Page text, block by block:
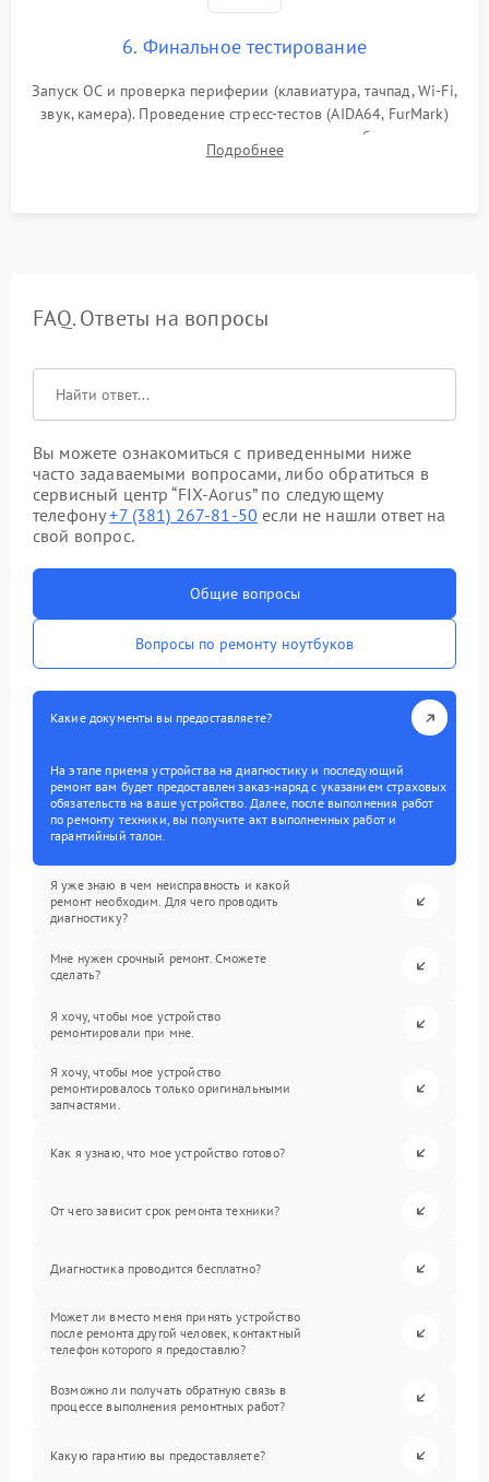
6. Финальное тестирование
Запуск ОС и проверка периферии (клавиатура, тачпад, Wi-Fi,
звук, камера). Проведение стресс-тестов (AIDA64, FurMark)
для контроля температурного режима и стабильности
системы под пиковой нагрузкой.
Подробнее
FAQ. Ответы на вопросы
Вы можете ознакомиться с приведенными ниже
часто задаваемыми вопросами, либо обратиться в
сервисный центр “FIX-Aorus” по следующему
телефону+7 (381) 267-81-50 если не нашли ответ на
свой вопрос.
Общие вопросы
Вопросы по ремонту ноутбуков
Какие документы вы предоставляете?
На этапе приема устройства на диагностику и последующий
ремонт вам будет предоставлен заказ-наряд с указанием страховых
обязательств на ваше устройство. Далее, после выполнения работ
по ремонту техники, вы получите акт выполненных работ и
гарантийный талон.
Я уже знаю в чем неисправность и какой
ремонт необходим. Для чего проводить
диагностику?
Мне нужен срочный ремонт. Сможете
сделать?
Я хочу, чтобы мое устройство
ремонтировали при мне.
Я хочу, чтобы мое устройство
ремонтировалось только оригинальными
запчастями.
Как я узнаю, что мое устройство готово?
От чего зависит срок ремонта техники?
Диагностика проводится бесплатно?
Может ли вместо меня принять устройство
после ремонта другой человек, контактный
телефон которого я предоставлю?
Возможно ли получать обратную связь в
процессе выполнения ремонтных работ?
Какую гарантию вы предоставляете?